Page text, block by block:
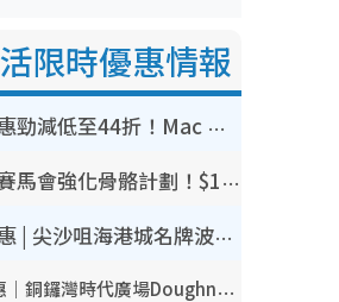
限時優惠情報
豐澤優惠勁減低至44折！Mac mini/iPhone17Pro大減價！廚房家電$220起
港大推賽馬會強化骨骼計劃！$100骨質密度X光檢查 完成免費運動訓練送超市禮券！附參加資格
開倉優惠 | 尖沙咀海港城名牌波鞋開倉低至1折！On鞋$899起／Joy&Peace鞋履$98起
開倉優惠｜銅鑼灣時代廣場Doughnut/Campo Marzio開倉低至1折！背囊、書包、手袋劈價$200起